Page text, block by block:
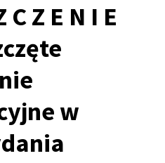
C Z E N I E
w